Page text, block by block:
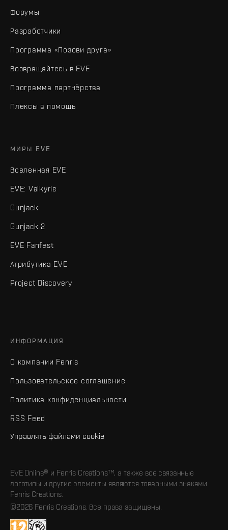
Форумы
Разработчики
Программа «Позови друга»
Возвращайтесь в EVE
Программа партнёрства
Плексы в помощь
МИРЫ EVE
Вселенная EVE
EVE: Valkyrie
Gunjack
Gunjack 2
EVE Fanfest
Атрибутика EVE
Project Discovery
ИНФОРМАЦИЯ
О компании Fenris
Пользовательское соглашение
Политика конфиденциальности
RSS Feed
Управлять файлами cookie
EVE Online® и Fenris Creations™, а также все связанные
логотипы и другие элементы являются товарными знаками
Fenris Creations.
©2026 Fenris Creations. Все права защищены.